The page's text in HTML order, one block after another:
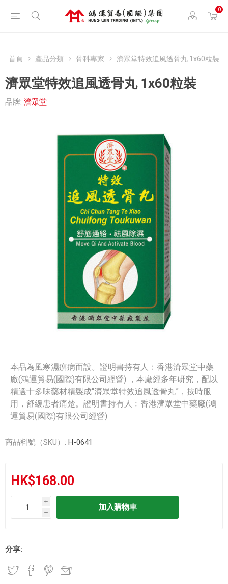
0
首頁 產品分類 骨科專家 濟眾堂特效追風透骨丸 1x60粒裝
濟眾堂特效追風透骨丸 1x60粒裝
品牌: 濟眾堂
本品為風寒濕痹病而設。證明書持有人﹕香港濟眾堂中藥
廠(鴻運貿易(國際)有限公司經營) ，本廠經多年研究，配以
精選十多味藥材精製成“濟眾堂特效追風透骨丸”，按時服
用，舒緩患者痛楚。證明書持有人﹕香港濟眾堂中藥廠(鴻
運貿易(國際)有限公司經營)
商品料號（SKU）: H-0641
HK$168.00
i
h
分享: